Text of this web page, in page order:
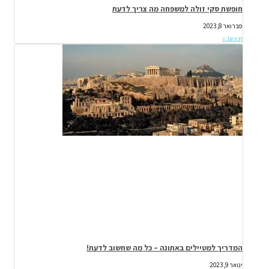
חופשת סקי זולה למשפחה מה צריך לדעת
פברואר 8, 2023
קרא עוד »
המדריך למטיילים באתונה – כל מה שחשוב לדעת!
ינואר 9, 2023